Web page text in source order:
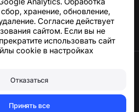
хранение, обновление,
Согласие действует
сайтом. Если вы не
использовать сайт
cookie в настройках
Отказаться
Принять все данные